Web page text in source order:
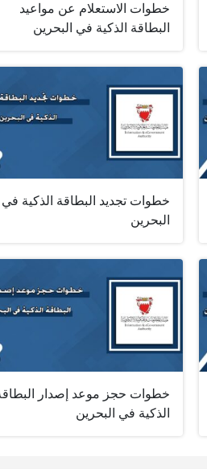
خطوات الاستعلام عن مواعيد
البطاقة الذكية في البحرين
خطوات تجديد البطاقة الذكية في
البحرين
خطوات حجز موعد إصدار
الذكية في البحرين